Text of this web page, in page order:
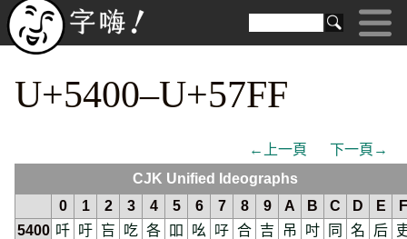
U+5400–U+57FF
←上一頁
下一頁→
CJK Unified Ideographs
0
1 2 3 4 5 6 7 8 9 A B C D E
F
5400 吀 吁 吂 吃 各 吅 吆 吇 合 吉 吊 吋 同 名 后